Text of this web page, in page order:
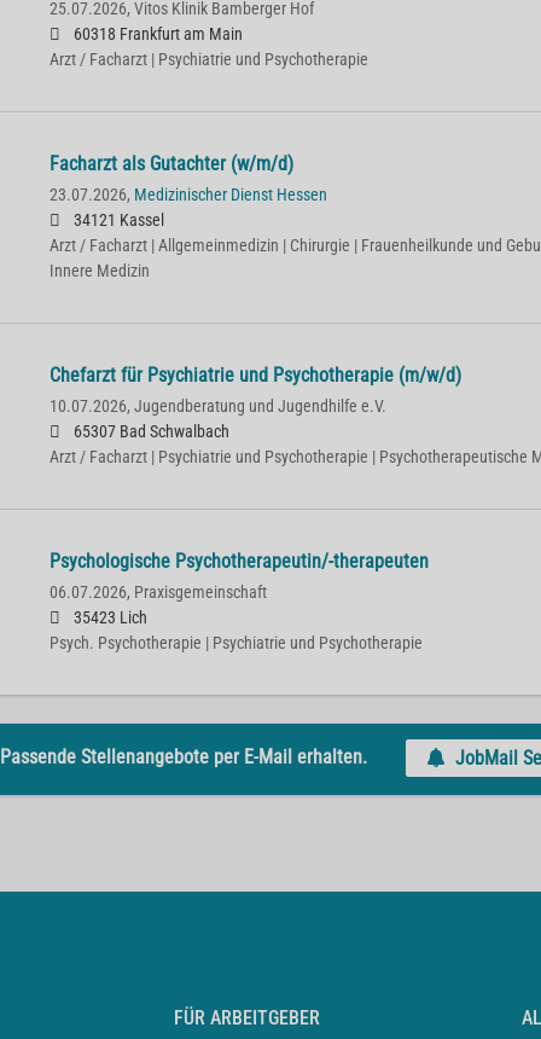
25.07.2026, Vitos Klinik Bamberger Hof
60318 Frankfurt am Main
Arzt / Facharzt | Psychiatrie und Psychotherapie
Facharzt als Gutachter (w/m/d)
23.07.2026, Medizinischer Dienst Hessen
34121 Kassel
Arzt / Facharzt | Allgemeinmedizin | Chirurgie | Frauenheilkunde und
Innere Medizin
Chefarzt für Psychiatrie und Psychotherapie (m/w/d)
10.07.2026, Jugendberatung und Jugendhilfe e.V.
65307 Bad Schwalbach
Arzt / Facharzt | Psychiatrie und Psychotherapie | Psychotherapeutische
Psychologische Psychotherapeutin/-therapeuten
06.07.2026, Praxisgemeinschaft
35423 Lich
Psych. Psychotherapie | Psychiatrie und Psychotherapie
Passende Stellenangebote per E-Mail erhalten. JobMail
FÜR ARBEITGEBER